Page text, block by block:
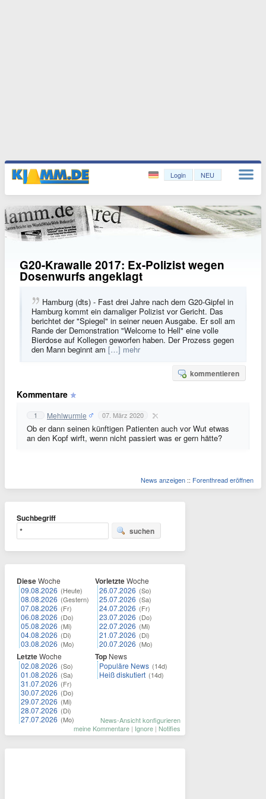
Login NEU
G20-Krawalle 2017: Ex-Polizist wegen
Dosenwurfs angeklagt
Hamburg (dts) - Fast drei Jahre nach dem G20-Gipfel in
Hamburg kommt ein damaliger Polizist vor Gericht. Das
berichtet der "Spiegel" in seiner neuen Ausgabe. Er soll am
Rande der Demonstration "Welcome to Hell" eine volle
Bierdose auf Kollegen geworfen haben. Der Prozess gegen
den Mann beginnt am […] mehr
kommentieren
Kommentare
1 Mehlwurmle 07. März 2020
Ob er dann seinen künftigen Patienten auch vor Wut etwas
an den Kopf wirft, wenn nicht passiert was er gern hätte?
News anzeigen :: Forenthread eröffnen
Suchbegriff
suchen
DieseWoche
09.08.2026 (Heute)
08.08.2026 (Gestern)
07.08.2026 (Fr)
06.08.2026 (Do)
05.08.2026 (Mi)
04.08.2026 (Di)
03.08.2026 (Mo)
LetzteWoche
02.08.2026 (So)
01.08.2026 (Sa)
31.07.2026 (Fr)
30.07.2026 (Do)
29.07.2026 (Mi)
28.07.2026 (Di)
27.07.2026 (Mo)
VorletzteWoche
26.07.2026 (So)
25.07.2026 (Sa)
24.07.2026 (Fr)
23.07.2026 (Do)
22.07.2026 (Mi)
21.07.2026 (Di)
20.07.2026 (Mo)
Top News
Populäre News (14d)
Heiß diskutiert (14d)
News-Ansicht konfigurieren
meine Kommentare | Ignore | Notifies